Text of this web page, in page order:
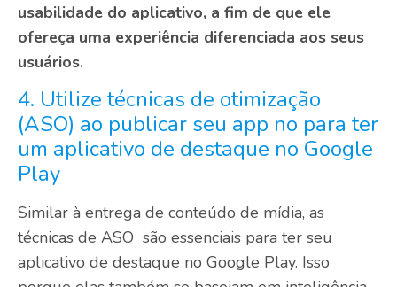
usabilidade do aplicativo, a fim de que ele
ofereça uma experiência diferenciada aos seus
usuários.
4. Utilize técnicas de otimização
(ASO) ao publicar seu app no para ter
um aplicativo de destaque no Google
Play
Similar à entrega de conteúdo de mídia, as
técnicas de ASO são essenciais para ter seu
aplicativo de destaque no Google Play. Isso